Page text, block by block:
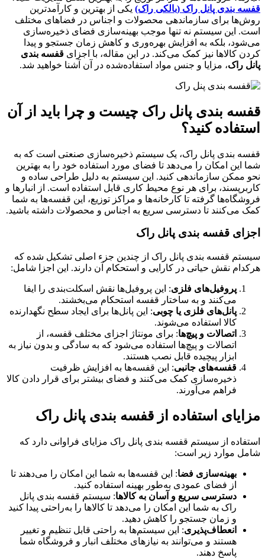
قفسه بندی پانل راک (بالکی راک) یکی از بهترین و کارآمدترین
روش‌ها برای سازماندهی محصولات و اجناس در فضاهای مختلف
است. این سیستم نه تنها موجب بهینه‌سازی فضای ذخیره‌سازی
می‌شود، بلکه به افزایش بهره‌وری و کاهش زمان جستجو و پیدا
کردن کالاها نیز کمک می‌کند. در این مقاله، با اجزای قفسه بندی
پانل راک، مزایا و جنس مواد استفاده‌شده در آن آشنا خواهید شد.
قفسه بندی پانل راک چیست و چرا باید از آن
استفاده کنید؟
قفسه بندی پانل راک، یک سیستم ذخیره‌سازی صنعتی است که به
شما این امکان را می‌دهد تا فضای مورد استفاده خود را به بهترین
نحو ممکن سازماندهی کنید. این سیستم به دلیل طراحی ساده و
کاربرپسند، برای هر نوع محیط کاری قابل استفاده است. از انبارها و
فروشگاه‌ها گرفته تا کارخانه‌ها و مراکز توزیع، این قفسه‌ها به شما
کمک می‌کنند تا دسترسی سریع به اجناس و محصولات داشته باشید.
اجزای قفسه بندی پانل راک
سیستم قفسه بندی پانل راک از چندین جزء اصلی تشکیل شده که
هرکدام نقش حیاتی در کارایی و استحکام آن دارند. این اجزا شامل:
پروفیل‌های فلزی: این پروفیل‌ها نقش اسکلت‌بندی را ایفا
می‌کنند و به ساختار قفسه استحکام می‌بخشند.
پانل‌های فلزی یا چوبی: این پانل‌ها برای ایجاد سطح نگهدارنده
کالا استفاده می‌شوند.
اتصالات و پیچ‌ها: برای مونتاژ اجزای مختلف قفسه، از
اتصالات و پیچ‌ها استفاده می‌شود که به سادگی و بدون نیاز به
ابزار پیچیده قابل نصب هستند.
قفسه‌های جانبی: این قفسه‌ها به افزایش ظرفیت
ذخیره‌سازی کمک می‌کنند و فضای بیشتر برای قرار دادن کالا
فراهم می‌آورند.
مزایای استفاده از قفسه بندی پانل راک
استفاده از سیستم قفسه بندی پانل راک مزایای فراوانی دارد که
شامل موارد زیر است:
بهینه‌سازی فضا: این قفسه‌ها به شما این امکان را می‌دهند تا
از فضای عمودی به‌طور بهینه استفاده کنید.
دسترسی سریع و آسان به کالاها: سیستم قفسه بندی پانل
راک به شما این امکان را می‌دهد تا کالاها را به‌راحتی پیدا کنید
و زمان جستجو را کاهش دهید.
انعطاف‌پذیری: این سیستم‌ها به راحتی قابل تنظیم و تغییر
هستند و می‌توانند به نیازهای مختلف انبار و فروشگاه شما
پاسخ دهند.